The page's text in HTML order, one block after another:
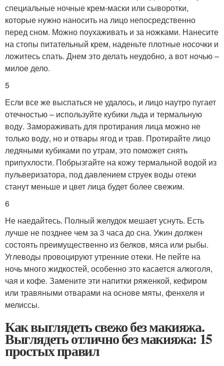
специальные ночные крем-маски или сыворотки,
которые нужно наносить на лицо непосредственно
перед сном. Можно поухаживать и за ножками. Нанесите
на стопы питательный крем, наденьте плотные носочки и
ложитесь спать. Днем это делать неудобно, а вот ночью –
милое дело.
5
Если все же выспаться не удалось, и лицо наутро пугает
отечностью – используйте кубики льда и термальную
воду. Замораживать для протирания лица можно не
только воду, но и отвары ягод и трав. Протирайте лицо
ледяными кубиками по утрам, это поможет снять
припухлости. Побрызгайте на кожу термальной водой из
пульверизатора, под давлением струек воды отеки
станут меньше и цвет лица будет более свежим.
6
Не наедайтесь. Полный желудок мешает уснуть. Есть
лучше не позднее чем за 3 часа до сна. Ужин должен
состоять преимущественно из белков, мяса или рыбы.
Углеводы провоцируют утренние отеки. Не пейте на
ночь много жидкостей, особенно это касается алкоголя,
чая и кофе. Замените эти напитки ряженкой, кефиром
или травяными отварами на основе мяты, фенхеля и
мелиссы.
Как выглядеть свежо без макияжа.
Выглядеть отлично без макияжа: 15
простых правил